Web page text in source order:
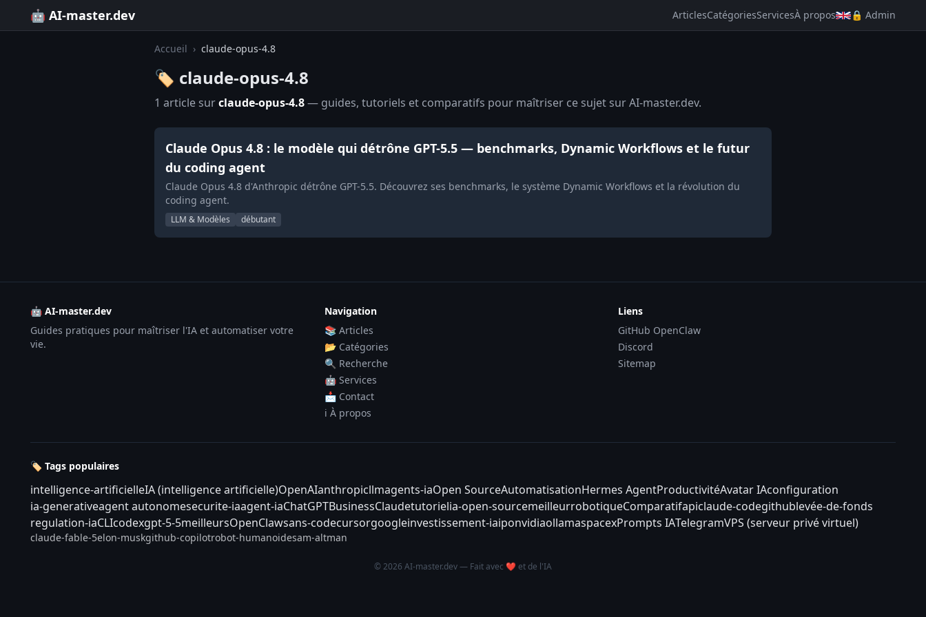
🤖 AI-master.dev ArticlesCatégoriesServicesÀ propos 🔒 Admin
Accueil › claude-opus-4.8
🏷️ claude-opus-4.8
1 article surclaude-opus-4.8— guides, tutoriels et comparatifs pour maîtriser ce sujet sur AI-master.dev.
Claude Opus 4.8 : le modèle qui détrône GPT-5.5 — benchmarks, Dynamic Workflows et le futur
du coding agent
Claude Opus 4.8 d'Anthropic détrône GPT-5.5. Découvrez ses benchmarks, le système Dynamic Workflows et la révolution du
coding agent.
LLM & Modèles débutant
🤖 AI-master.dev
Guides pratiques pour maîtriser l'IA et automatiser votre
vie.
Navigation
📚 Articles
📂 Catégories
🔍 Recherche
🤖 Services
📩 Contact
ℹ️ À propos
Liens
GitHub OpenClaw
Discord
Sitemap
🏷️ Tags populaires
intelligence-artificielleIA (intelligence artificielle)OpenAIanthropicllmagents-iaOpen SourceAutomatisationHermes AgentProductivitéAvatar IAconfiguration
ia-generativeagent autonomesecurite-iaagent-iaChatGPTBusinessClaudetutorielia-open-sourcemeilleurrobotiqueComparatifapiclaude-codegithublevée-de-fonds
regulation-iaCLIcodexgpt-5-5meilleursOpenClawsans-codecursorgoogleinvestissement-iaiponvidiaollamaspacexPrompts IATelegramVPS (serveur privé virtuel)
claude-fable-5elon-muskgithub-copilotrobot-humanoidesam-altman
© 2026 AI-master.dev — Fait avec ❤️ et de l'IA